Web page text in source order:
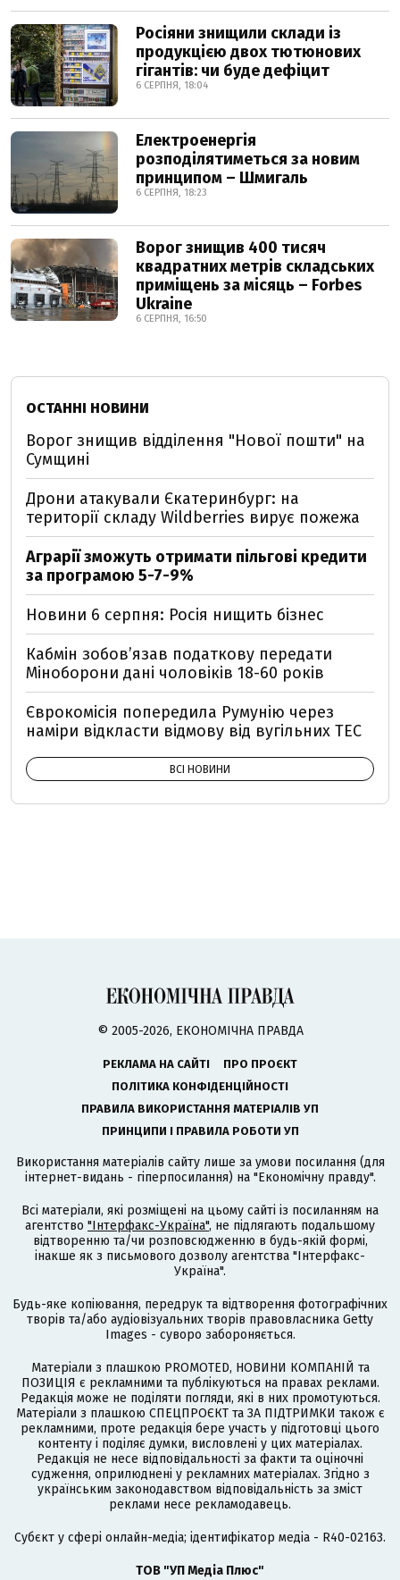
Росіяни знищили склади із
продукцією двох тютюнових
гігантів: чи буде дефіцит
6 СЕРПНЯ, 18:04
Електроенергія
розподілятиметься за новим
принципом – Шмигаль
6 СЕРПНЯ, 18:23
Ворог знищив 400 тисяч
квадратних метрів складських
приміщень за місяць – Forbes
Ukraine
6 СЕРПНЯ, 16:50
ОСТАННІ НОВИНИ
Ворог знищив відділення "Нової пошти" на
Сумщині
Дрони атакували Єкатеринбург: на
території складу Wildberries вирує пожежа
Аграрії зможуть отримати пільгові кредити
за програмою 5-7-9%
Новини 6 серпня: Росія нищить бізнес
Кабмін зобовʼязав податкову передати
Міноборони дані чоловіків 18-60 років
Єврокомісія попередила Румунію через
наміри відкласти відмову від вугільних ТЕС
ВСІ НОВИНИ
© 2005-2026, ЕКОНОМІЧНА ПРАВДА
РЕКЛАМА НА САЙТІ
ПРО ПРОЄКТ
ПОЛІТИКА КОНФІДЕНЦІЙНОСТІ
ПРАВИЛА ВИКОРИСТАННЯ МАТЕРІАЛІВ УП
ПРИНЦИПИ І ПРАВИЛА РОБОТИ УП
Використання матеріалів сайту лише за умови посилання (для
інтернет-видань - гіперпосилання) на "Економічну правду".
Всі матеріали, які розміщені на цьому сайті із посиланням на
агентство "Інтерфакс-Україна", не підлягають подальшому
відтворенню та/чи розповсюдженню в будь-якій формі,
інакше як з письмового дозволу агентства "Інтерфакс-
Україна".
Будь-яке копіювання, передрук та відтворення фотографічних
творів та/або аудіовізуальних творів правовласника Getty
Images - суворо забороняється.
Матеріали з плашкою PROMOTED, НОВИНИ КОМПАНІЙ та
ПОЗИЦІЯ є рекламними та публікуються на правах реклами.
Редакція може не поділяти погляди, які в них промотуються.
Матеріали з плашкою СПЕЦПРОЄКТ та ЗА ПІДТРИМКИ також є
рекламними, проте редакція бере участь у підготовці цього
контенту і поділяє думки, висловлені у цих матеріалах.
Редакція не несе відповідальності за факти та оціночні
судження, оприлюднені у рекламних матеріалах. Згідно з
українським законодавством відповідальність за зміст
реклами несе рекламодавець.
Cубєкт у сфері онлайн-медіа; ідентифікатор медіа - R40-02163.
ТОВ "УП Медіа Плюс"